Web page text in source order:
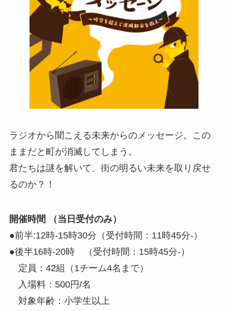
ラジオから聞こえる未来からのメッセージ。この
ままだと町が消滅してしまう。
君たちは謎を解いて、街の明るい未来を取り戻せ
るのか？！
開催時間 （当日受付のみ）
●前半:12時-15時30分（受付時間：11時45分-）
●後半16時-20時 （受付時間：15時45分-）
定員：42組（1チーム4名まで）
入場料：500円/名
対象年齢：小学生以上